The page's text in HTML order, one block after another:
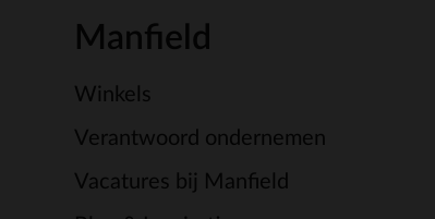
Manfield
Winkels
Verantwoord ondernemen
Vacatures bij Manfield